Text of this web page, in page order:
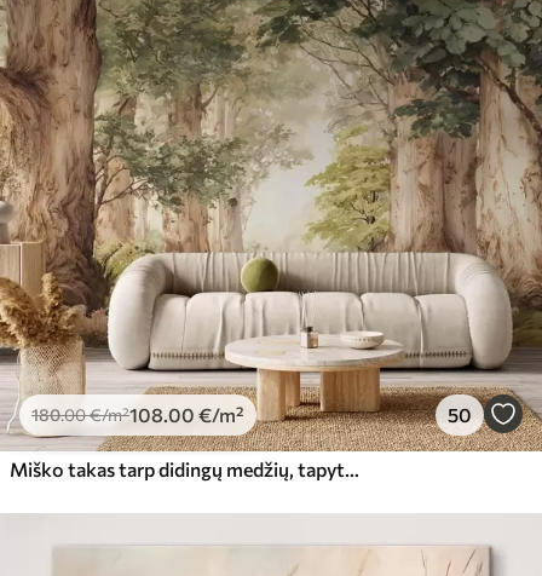
180.00€/m²108.00 €/m² 50
Miško takas tarp didingų medžių, tapytas akvarele